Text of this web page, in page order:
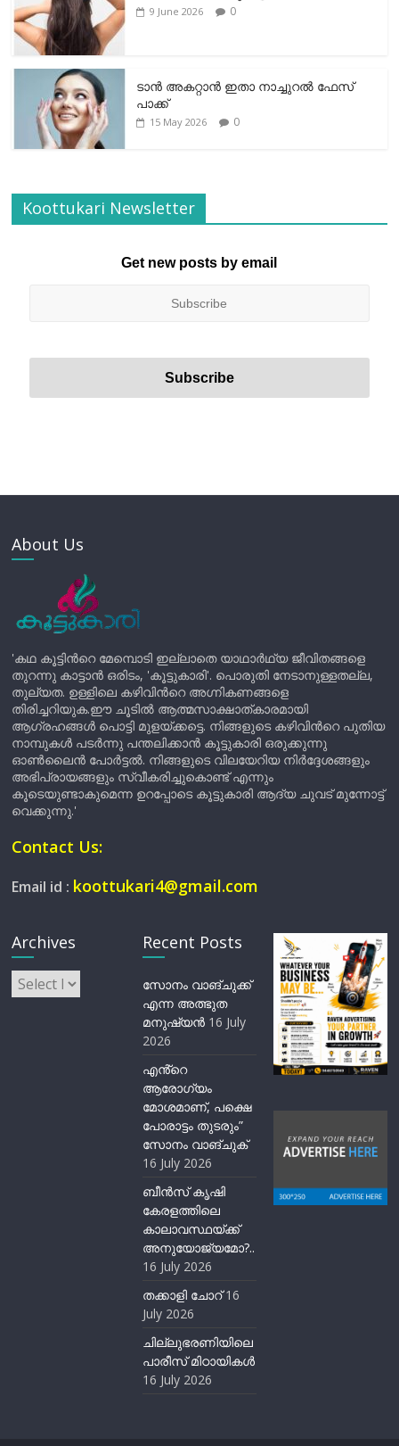
9 June 2026 0
ടാന്‍ അകറ്റാന്‍ ഇതാ നാച്ചുറല്‍ ഫേസ്
പാക്ക്
15 May 2026 0
Koottukari Newsletter
Get new posts by email
About Us
'കഥ കൂട്ടിന്‍റെ മേമ്പൊടി ഇല്ലാതെ യാഥാർഥ്യ ജീവിതങ്ങളെ
തുറന്നു കാട്ടാൻ ഒരിടം, 'കൂട്ടുകാരി'. പൊരുതി നേടാനുള്ളതല്ല,
തുല്യത. ഉള്ളിലെ കഴിവിന്‍റെ അഗ്നികണങ്ങളെ
തിരിച്ചറിയുക.ഈ ചൂടിൽ ആത്മസാക്ഷാത്കാരമായി
ആഗ്രഹങ്ങൾ പൊട്ടി മുളയ്ക്കട്ടെ. നിങ്ങളുടെ കഴിവിന്‍റെ പുതിയ
നാമ്പുകൾ പടർന്നു പന്തലിക്കാൻ കൂട്ടുകാരി ഒരുക്കുന്നു
ഓൺലൈൻ പോർട്ടൽ. നിങ്ങളുടെ വിലയേറിയ നിർദ്ദേശങ്ങളും
അഭിപ്രായങ്ങളും സ്വീകരിച്ചുകൊണ്ട് എന്നും
കൂടെയുണ്ടാകുമെന്ന ഉറപ്പോടെ കൂട്ടുകാരി ആദ്യ ചുവട് മുന്നോട്ട്
വെക്കുന്നു.'
Contact Us:
Email id : koottukari4@gmail.com
Archives
Archives
Recent Posts
സോനം വാങ്ചുക്ക്
എന്ന അത്ഭുത
മനുഷ്യന്‍ 16 July
2026
എൻ്റെ
ആരോഗ്യം
മോശമാണ്, പക്ഷെ
പോരാട്ടം തുടരും”
സോനം വാങ്ചുക്
16 July 2026
ബീന്‍സ് കൃഷി
കേരളത്തിലെ
കാലാവസ്ഥയ്ക്ക്
അനുയോജ്യമോ?..
16 July 2026
തക്കാളി ചോറ് 16
July 2026
ചില്ലുഭരണിയിലെ
പാരീസ് മിഠായികള്‍
16 July 2026